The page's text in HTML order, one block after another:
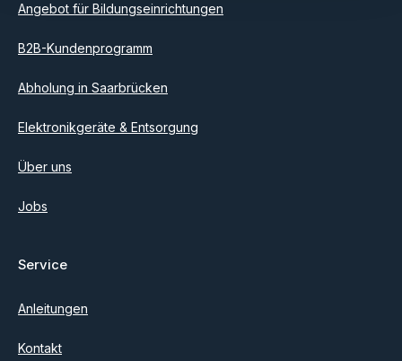
Angebot für Bildungseinrichtungen
B2B-Kundenprogramm
Abholung in Saarbrücken
Elektronikgeräte & Entsorgung
Über uns
Jobs
Service
Anleitungen
Kontakt